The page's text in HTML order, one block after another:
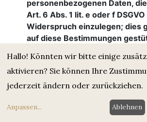
personenbezogenen Daten,
Art. 6 Abs. 1 lit. e oder f
Widerspruch einzulegen; dies
auf diese Bestimmungen
personenbezogenen Daten
Direktwerbung zu betreiben,
Recht, jederzeit Widerspruch
personenbezogenen Daten
Hallo! Könnten wir bitte einige
aktivieren? Sie können Ihre
jederzeit ändern oder zurückziehen.
Anpassen... Ablehnen